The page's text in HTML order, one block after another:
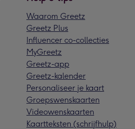
Waarom Greetz
Greetz Plus
Influencer co-collecties
MyGreetz
Greetz-app
Greetz-kalender
Personaliseer je kaart
Groepswenskaarten
Videowenskaarten
Kaartteksten (schrijfhulp)